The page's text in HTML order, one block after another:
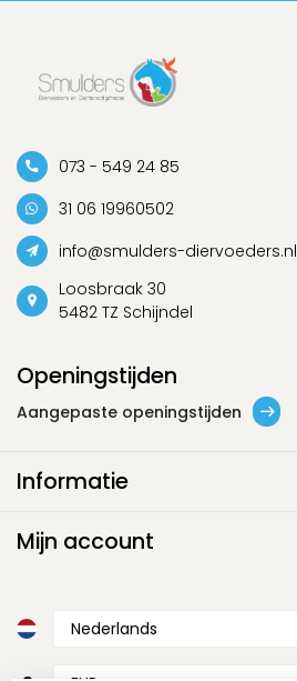
073 - 549 24 85
31 06 19960502
info@smulders-diervoeders.nl
Loosbraak 30
5482 TZ Schijndel
Openingstijden
Aangepaste openingstijden
Informatie
Mijn account